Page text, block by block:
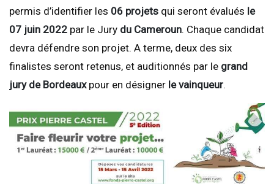
permis d’identifier les 06 projets qui seront évalués le
07 juin 2022 par le Jury du Cameroun. Chaque candidat
devra défendre son projet. A terme, deux des six
finalistes seront retenus, et auditionnés par le grand
jury de Bordeauxpour en désigner le vainqueur.